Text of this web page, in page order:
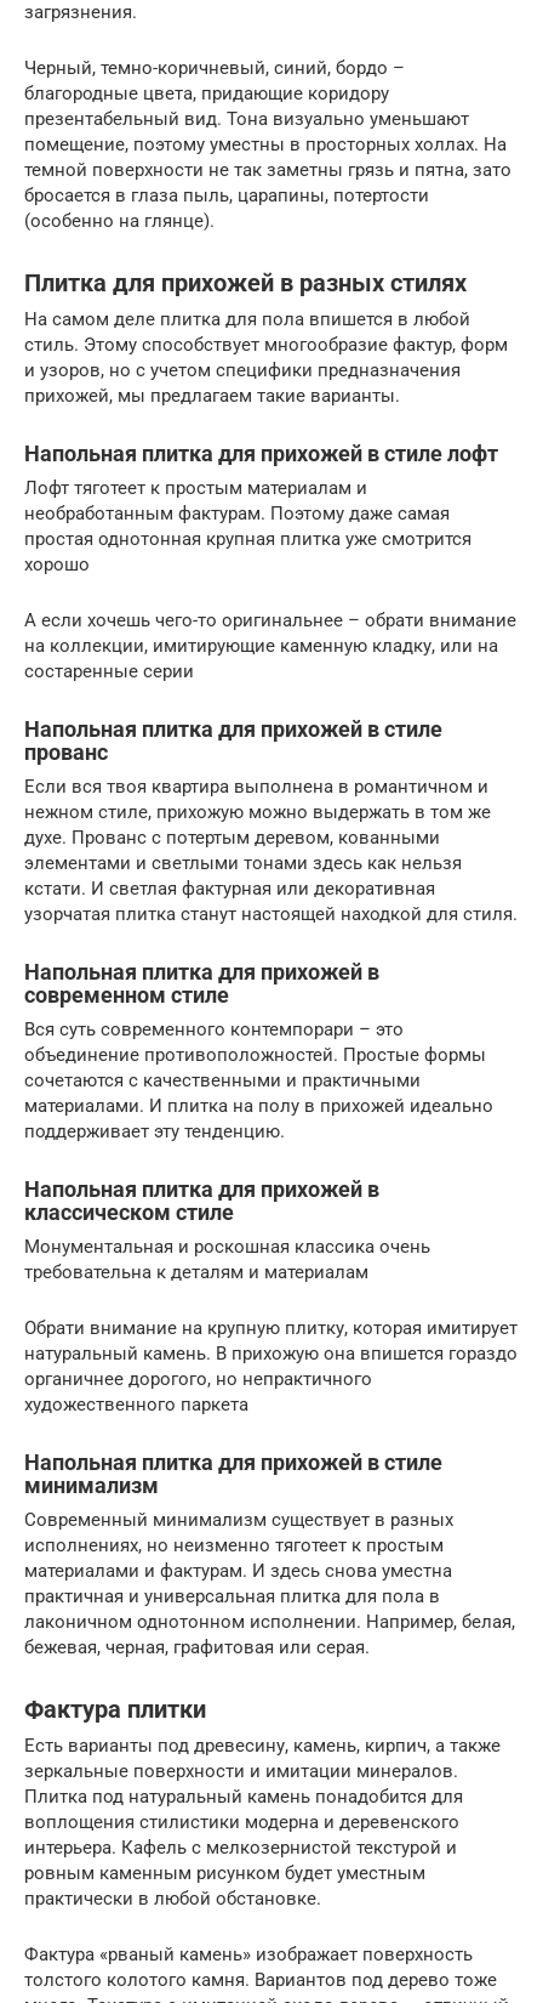
загрязнения.
Черный, темно-коричневый, синий, бордо –
благородные цвета, придающие коридору
презентабельный вид. Тона визуально уменьшают
помещение, поэтому уместны в просторных холлах. На
темной поверхности не так заметны грязь и пятна, зато
бросается в глаза пыль, царапины, потертости
(особенно на глянце).
Плитка для прихожей в разных стилях
На самом деле плитка для пола впишется в любой
стиль. Этому способствует многообразие фактур, форм
и узоров, но с учетом специфики предназначения
прихожей, мы предлагаем такие варианты.
Напольная плитка для прихожей в стиле лофт
Лофт тяготеет к простым материалам и
необработанным фактурам. Поэтому даже самая
простая однотонная крупная плитка уже смотрится
хорошо
А если хочешь чего-то оригинальнее – обрати внимание
на коллекции, имитирующие каменную кладку, или на
состаренные серии
Напольная плитка для прихожей в стиле
прованс
Если вся твоя квартира выполнена в романтичном и
нежном стиле, прихожую можно выдержать в том же
духе. Прованс с потертым деревом, кованными
элементами и светлыми тонами здесь как нельзя
кстати. И светлая фактурная или декоративная
узорчатая плитка станут настоящей находкой для стиля.
Напольная плитка для прихожей в
современном стиле
Вся суть современного контемпорари – это
объединение противоположностей. Простые формы
сочетаются с качественными и практичными
материалами. И плитка на полу в прихожей идеально
поддерживает эту тенденцию.
Напольная плитка для прихожей в
классическом стиле
Монументальная и роскошная классика очень
требовательна к деталям и материалам
Обрати внимание на крупную плитку, которая имитирует
натуральный камень. В прихожую она впишется гораздо
органичнее дорогого, но непрактичного
художественного паркета
Напольная плитка для прихожей в стиле
минимализм
Современный минимализм существует в разных
исполнениях, но неизменно тяготеет к простым
материалами и фактурам. И здесь снова уместна
практичная и универсальная плитка для пола в
лаконичном однотонном исполнении. Например, белая,
бежевая, черная, графитовая или серая.
Фактура плитки
Есть варианты под древесину, камень, кирпич, а также
зеркальные поверхности и имитации минералов.
Плитка под натуральный камень понадобится для
воплощения стилистики модерна и деревенского
интерьера. Кафель с мелкозернистой текстурой и
ровным каменным рисунком будет уместным
практически в любой обстановке.
Фактура «рваный камень» изображает поверхность
толстого колотого камня. Вариантов под дерево тоже